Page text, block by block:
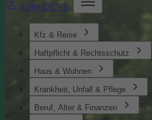
meineDEVK
Kfz & Reise
Haftpflicht & Rechtsschutz
Haus & Wohnen
Krankheit, Unfall & Pflege
Beruf, Alter & Finanzen